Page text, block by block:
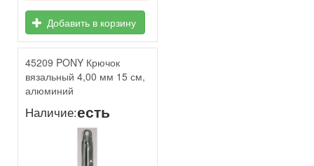
Добавить в корзину
45209 PONY Крючок
вязальный 4,00 мм 15 см,
алюминий
Наличие:есть